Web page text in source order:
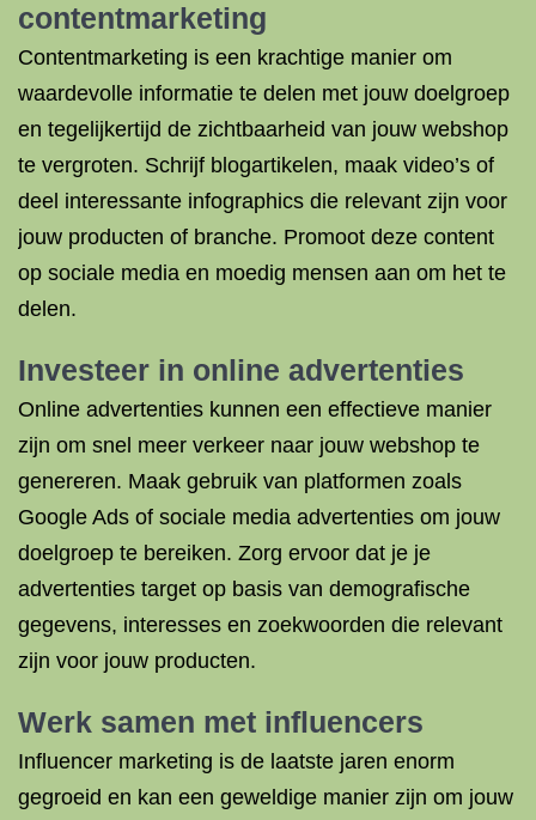
contentmarketing
Contentmarketing is een krachtige manier om
waardevolle informatie te delen met jouw doelgroep
en tegelijkertijd de zichtbaarheid van jouw webshop
te vergroten. Schrijf blogartikelen, maak video’s of
deel interessante infographics die relevant zijn voor
jouw producten of branche. Promoot deze content
op sociale media en moedig mensen aan om het te
delen.
Investeer in online advertenties
Online advertenties kunnen een effectieve manier
zijn om snel meer verkeer naar jouw webshop te
genereren. Maak gebruik van platformen zoals
Google Ads of sociale media advertenties om jouw
doelgroep te bereiken. Zorg ervoor dat je je
advertenties target op basis van demografische
gegevens, interesses en zoekwoorden die relevant
zijn voor jouw producten.
Werk samen met influencers
Influencer marketing is de laatste jaren enorm
gegroeid en kan een geweldige manier zijn om jouw